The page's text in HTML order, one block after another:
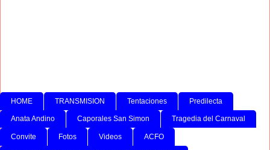
HOME TRANSMISION Tentaciones Predilecta
Anata Andino Caporales San Simon Tragedia del Carnaval
Convite Fotos Videos ACFO